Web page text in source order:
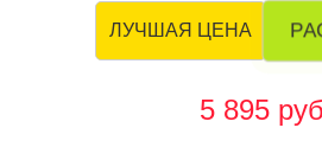
ЛУЧШАЯ ЦЕНА
5 895